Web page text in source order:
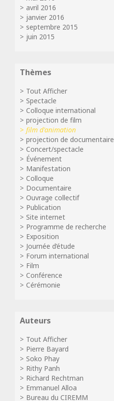
avril 2016
janvier 2016
septembre 2015
juin 2015
Thèmes
Tout Afficher
Spectacle
Colloque international
projection de film
film d'animation
projection de documentaire
Concert/spectacle
Événement
Manifestation
Colloque
Documentaire
Ouvrage collectif
Publication
Site internet
Programme de recherche
Exposition
Journée d’étude
Forum international
Film
Conférence
Cérémonie
Auteurs
Tout Afficher
Pierre Bayard
Soko Phay
Rithy Panh
Richard Rechtman
Emmanuel Alloa
Bureau du CIREMM